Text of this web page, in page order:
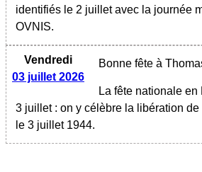
identifiés le 2 juillet avec la journée
OVNIS.
Vendredi
03 juillet 2026
Bonne fête à
La fête nationale
3 juillet : on y célèbre la libération
le 3 juillet 1944.